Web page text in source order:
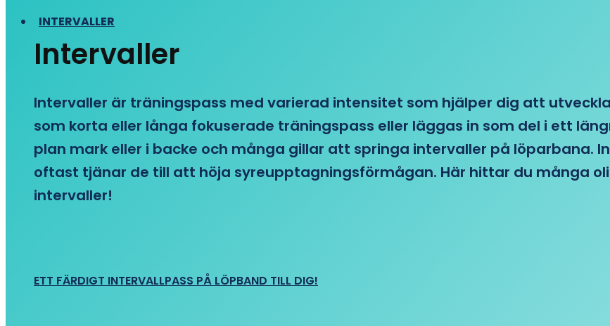
INTERVALLER
Intervaller
Intervaller är träningspass med varierad intensitet som hjälper dig att
som korta eller långa fokuserade träningspass eller läggas in som del i ett
plan mark eller i backe och många gillar att springa intervaller på löparbana.
oftast tjänar de till att höja syreupptagningsförmågan. Här hittar du många
intervaller!
ETT FÄRDIGT INTERVALLPASS PÅ LÖPBAND TILL DIG!